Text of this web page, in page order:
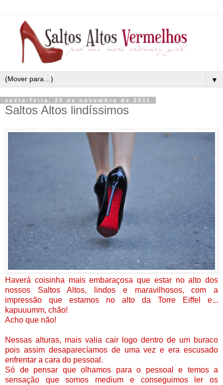
▼
sexta-feira, 25 de novembro de 2011
Saltos Altos lindíssimos
Haverá coisinha mais embaraçosa que estar no alto dos
nossos Saltos Altos, lindos e maravilhosos, com a
impressão que estamos no alto da Torre
Eiffel e...
kapuuumm, chão!
Acho que não!
Nessas alturas, mais valia cair logo dentro de um buraco
pois assim desaparecíamos de uma vez e era escusado
enfrentar a cara do pessoal.
Só de pensar que olhamos para o pessoal e temos a
sensação que somos medium e conseguimos ler os